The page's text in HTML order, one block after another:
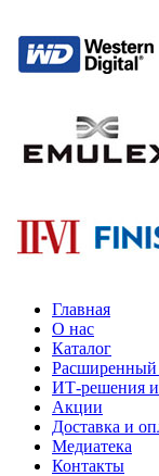
Главная
О нас
Каталог
Расширенный
ИТ-решения и
Акции
Доставка и
Медиатека
Контакты